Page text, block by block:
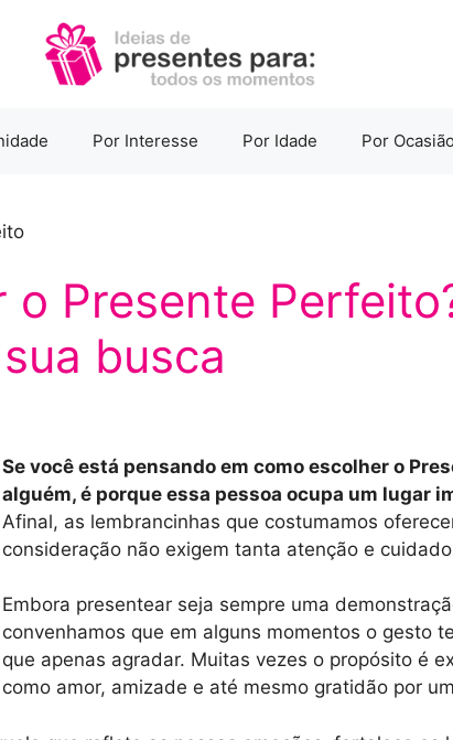
Por Interesse Por Idade Por Ocasião
o Presente
busca
Se você está pensando em como escolher o
alguém, é porque essa pessoa ocupa um lugar
Afinal, as lembrancinhas que costumamos
consideração não exigem tanta atenção e
Embora presentear seja sempre uma
convenhamos que em alguns momentos o gesto
que apenas agradar. Muitas vezes o propósito é
como amor, amizade e até mesmo gratidão por